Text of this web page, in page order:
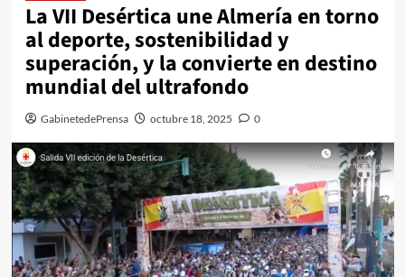
La VII Desértica une Almería en torno
al deporte, sostenibilidad y
superación, y la convierte en destino
mundial del ultrafondo
GabinetedePrensa octubre 18, 2025 0